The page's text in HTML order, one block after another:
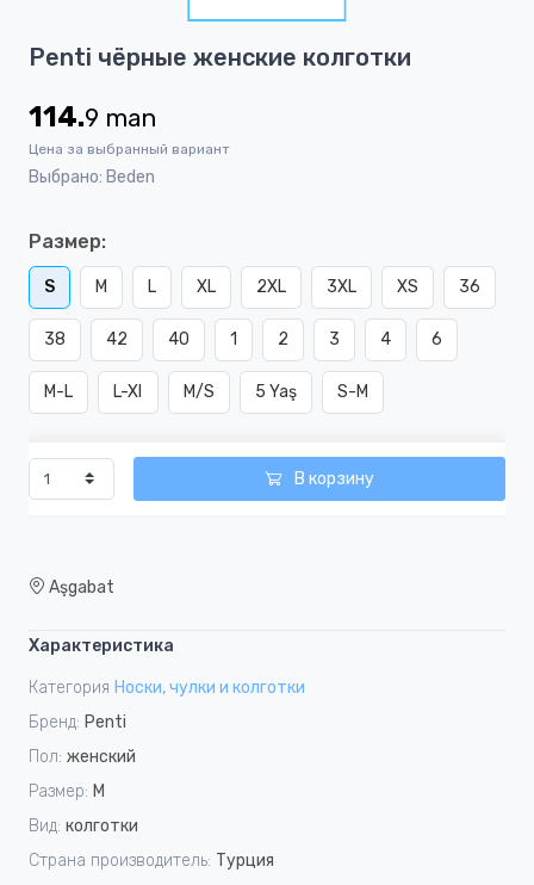
1
1
Penti чёрные женские колготки
114.9 man
Цена за выбранный вариант
Выбрано: Beden
Размер:
S M L XL 2XL 3XL XS 36
38 42 40 1 2 3 4 6
M-L L-Xl M/S 5 Yaş S-M
В корзину
Aşgabat
Характеристика
Категория Носки, чулки и колготки
Бренд: Penti
Пол: женский
Размер: M
Вид: колготки
Страна производитель: Турция